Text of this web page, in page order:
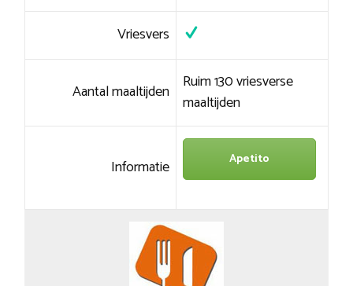
Vriesvers
Aantal maaltijden Ruim 130 vriesverse
maaltijden
Informatie Apetito